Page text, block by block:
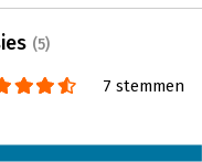
punten om tot actie
(5)
7 stemmen